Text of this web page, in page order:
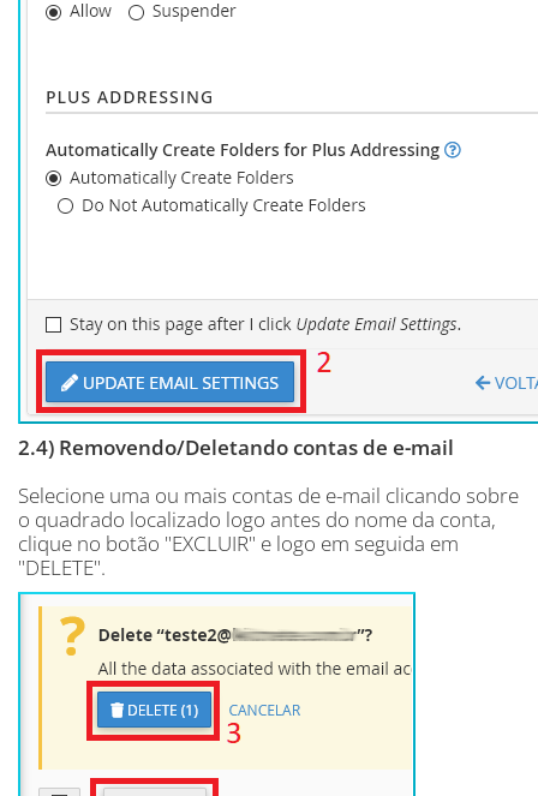
2.4) Removendo/Deletando contas de e-mail
Selecione uma ou mais contas de e-mail clicando sobre
o quadrado localizado logo antes do nome da conta,
clique no botão "EXCLUIR" e logo em seguida em
"DELETE".